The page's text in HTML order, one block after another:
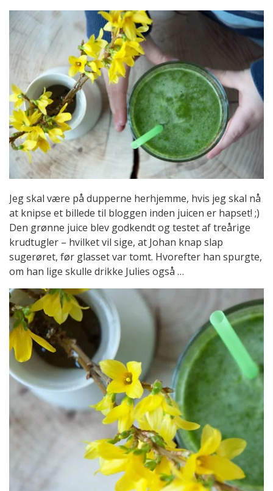
Jeg skal være på dupperne herhjemme, hvis jeg skal nå
at knipse et billede til bloggen inden juicen er hapset! ;)
Den grønne juice blev godkendt og testet af treårige
krudtugler – hvilket vil sige, at Johan knap slap
sugerøret, før glasset var tomt. Hvorefter han spurgte,
om han lige skulle drikke Julies også …